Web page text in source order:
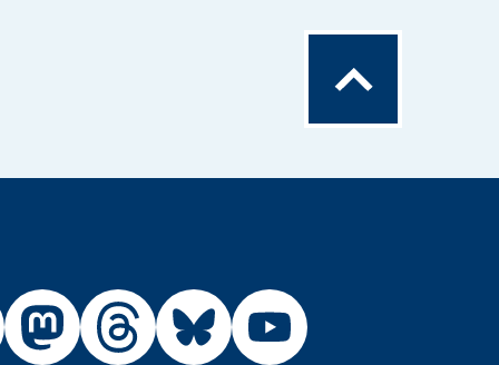
Zum
Seitenanfang
Externer
Link:
Externer
Link:
Externer
Link:
Externer
Link: